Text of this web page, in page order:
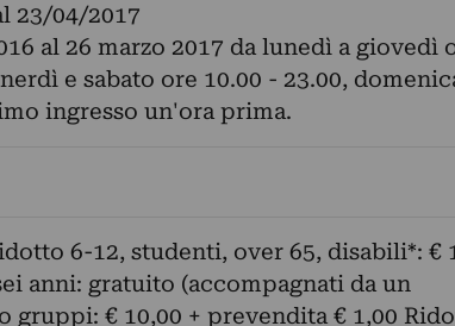
23/04/2017
al 26 marzo 2017 da lunedì a giovedì
e sabato ore 10.00 - 23.00,
ingresso un'ora prima.
6-12, studenti, over 65, disabili*: €
anni: gratuito (accompagnati da un
gruppi: € 10,00 + prevendita € 1,00